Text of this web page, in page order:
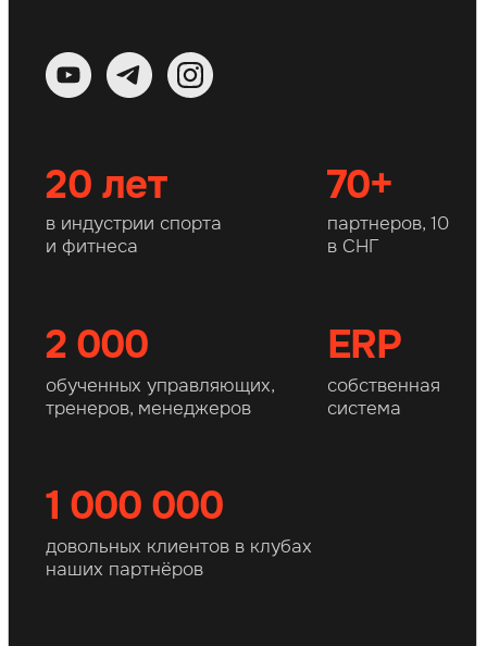
Забронируйте за собой
Заполните форму, мы забронируем
место в Вашем городе и покажем
прибыль и выручку всех партнёров
+7